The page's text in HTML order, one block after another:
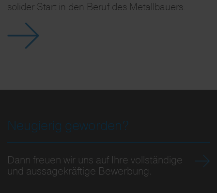
solider Start in den Beruf des Metallbauers.
Neugierig geworden?
Dann freuen wir uns auf Ihre vollständige
und aussagekräftige Bewerbung.